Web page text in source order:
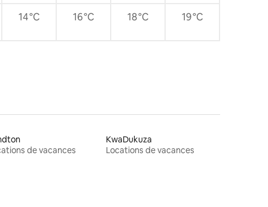
14 °C 16 °C 18 °C 19 °C
de vacances
KwaDukuza
Locations de vacances